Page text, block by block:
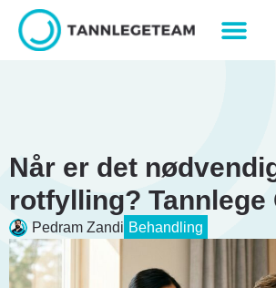
Når er det
rotfylling? Tannlege
Pedram Zandi Behandling